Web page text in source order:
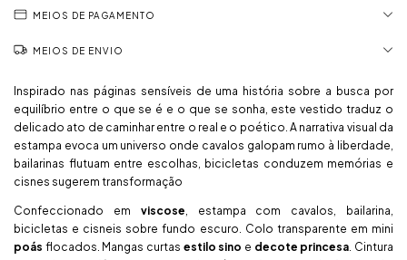
MEIOS DE PAGAMENTO
MEIOS DE ENVIO
Inspirado nas páginas sensíveis de uma história sobre a busca por
equilíbrio entre o que se é e o que se sonha, este vestido traduz o
delicado ato de caminhar entre o real e o poético. A narrativa visual da
estampa evoca um universo onde cavalos galopam rumo à liberdade,
bailarinas flutuam entre escolhas, bicicletas conduzem memórias e
cisnes sugerem transformação
Confeccionado em viscose , estampa com cavalos, bailarina,
bicicletas e cisneis sobre fundo escuro. Colo transparente em mini
poás flocados. Mangas curtas estilo sino e decote princesa . Cintura